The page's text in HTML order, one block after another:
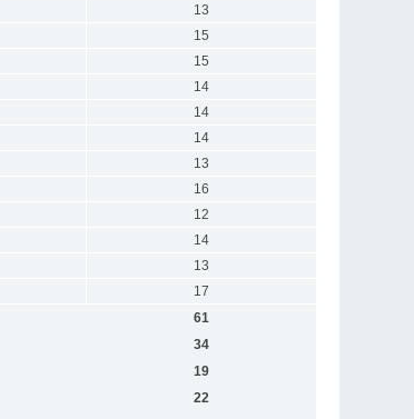
13
15
15
14
14
14
13
16
12
14
13
17
61
34
19
22